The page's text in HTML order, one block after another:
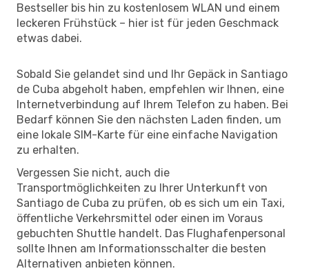
Bestseller bis hin zu kostenlosem WLAN und einem
leckeren Frühstück – hier ist für jeden Geschmack
etwas dabei.
Sobald Sie gelandet sind und Ihr Gepäck in Santiago
de Cuba abgeholt haben, empfehlen wir Ihnen, eine
Internetverbindung auf Ihrem Telefon zu haben. Bei
Bedarf können Sie den nächsten Laden finden, um
eine lokale SIM-Karte für eine einfache Navigation
zu erhalten.
Vergessen Sie nicht, auch die
Transportmöglichkeiten zu Ihrer Unterkunft von
Santiago de Cuba zu prüfen, ob es sich um ein Taxi,
öffentliche Verkehrsmittel oder einen im Voraus
gebuchten Shuttle handelt. Das Flughafenpersonal
sollte Ihnen am Informationsschalter die besten
Alternativen anbieten können.